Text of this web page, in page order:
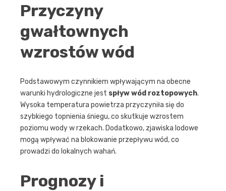
Przyczyny
gwałtownych
wzrostów wód
Podstawowym czynnikiem wpływającym na obecne
warunki hydrologiczne jest spływ wód roztopowych.
Wysoka temperatura powietrza przyczyniła się do
szybkiego topnienia śniegu, co skutkuje wzrostem
poziomu wody w rzekach. Dodatkowo, zjawiska lodowe
mogą wpływać na blokowanie przepływu wód, co
prowadzi do lokalnych wahań.
Prognozy i